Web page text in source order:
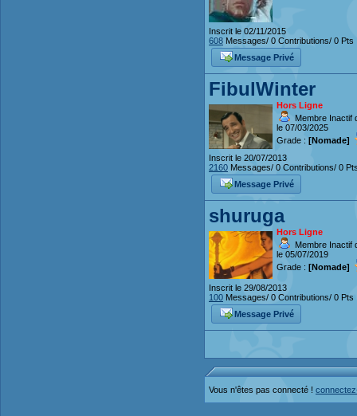
Inscrit le 02/11/2015
608 Messages/ 0 Contributions/ 0 Pts
Message Privé
FibulWinter
Hors Ligne
Membre Inactif
le 07/03/2025
Grade : [Nomade]
Inscrit le 20/07/2013
2160 Messages/ 0 Contributions/ 0
Message Privé
shuruga
Hors Ligne
Membre Inactif
le 05/07/2019
Grade : [Nomade]
Inscrit le 29/08/2013
100 Messages/ 0 Contributions/ 0 Pts
Message Privé
Vous n'êtes pas connecté !